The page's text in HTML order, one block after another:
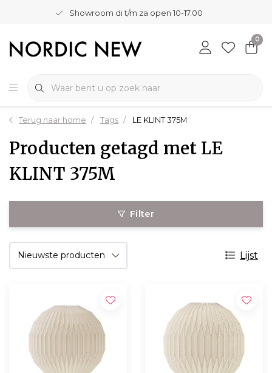
Showroom di t/m za open 10-17.00
0
Terug naar home Tags LE KLINT 375M
Producten getagd met LE
KLINT 375M
Filter
Lijst